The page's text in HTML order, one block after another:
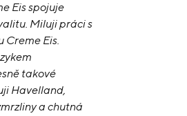
Eis spojuje
Miluji práci s
Creme Eis.
takové
Havelland,
a chutná